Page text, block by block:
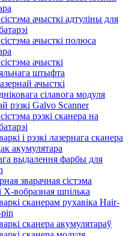
ачысткі адтуліны для
ачысткі полюса
ачысткі
штыфта
ачысткі
сілавога модуля
рэзкі Galvo Scanner
рэзкі сканера на
і рэзкі лазернага сканера
акумулятара
выдалення фарбы для
зварачная сістэма
X-вобразная шпілька
сканерам рухавіка Hair-
сканера акумулятараў